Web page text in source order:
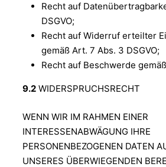
Recht auf
DSGVO;
Recht auf Widerruf erteilter
gemäß Art. 7 Abs. 3 DSGVO;
Recht auf Beschwerde
9.2WIDERSPRUCHSRECHT
WENN WIR IM RAHMEN EINER
INTERESSENABWÄGUNG IHRE
PERSONENBEZOGENEN DATEN
UNSERES ÜBERWIEGENDEN